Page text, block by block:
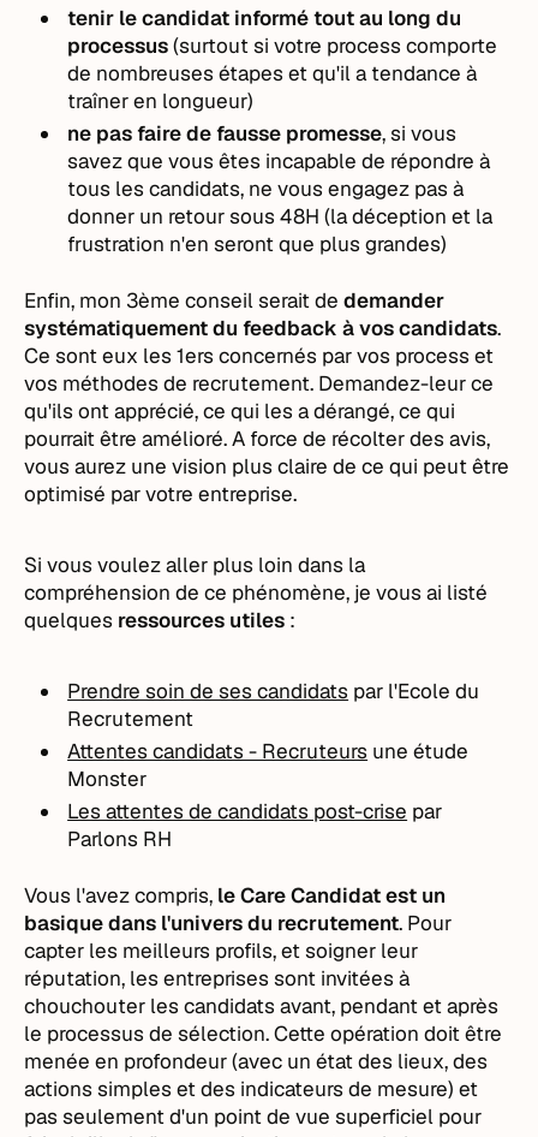
tenir le candidat informé tout au long du
processus(surtout si votre process comporte
de nombreuses étapes et qu'il a tendance à
traîner en longueur)
ne pas faire de fausse promesse, si vous
savez que vous êtes incapable de répondre à
tous les candidats, ne vous engagez pas à
donner un retour sous 48H (la déception et la
frustration n'en seront que plus grandes)
Enfin, mon 3ème conseil serait dedemander
systématiquement du feedback à vos candidats.
Ce sont eux les 1ers concernés par vos process et
vos méthodes de recrutement. Demandez-leur ce
qu'ils ont apprécié, ce qui les a dérangé, ce qui
pourrait être amélioré. A force de récolter des avis,
vous aurez une vision plus claire de ce qui peut être
optimisé par votre entreprise.
Si vous voulez aller plus loin dans la
compréhension de ce phénomène, je vous ai listé
quelques ressources utiles :
Prendre soin de ses candidats par l'Ecole du
Recrutement
Attentes candidats - Recruteurs une étude
Monster
Les attentes de candidats post-crise par
Parlons RH
Vous l'avez compris, le Care Candidat est un
basique dans l'univers du recrutement. Pour
capter les meilleurs profils, et soigner leur
réputation, les entreprises sont invitées à
chouchouter les candidats avant, pendant et après
le processus de sélection. Cette opération doit être
menée en profondeur (avec un état des lieux, des
actions simples et des indicateurs de mesure) et
pas seulement d'un point de vue superficiel pour